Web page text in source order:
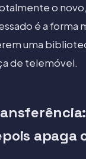
o
é a forma
uma
de telemóvel.
apaga